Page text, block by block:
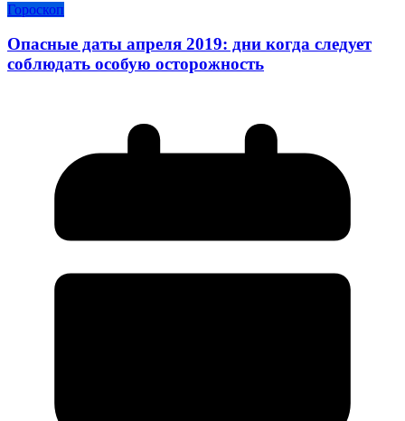
Гороскоп
Опасные даты апреля 2019: дни когда следует
соблюдать особую осторожность